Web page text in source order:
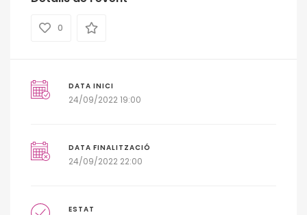
0
DATA INICI
24/09/2022 19:00
DATA FINALITZACIÓ
24/09/2022 22:00
ESTAT